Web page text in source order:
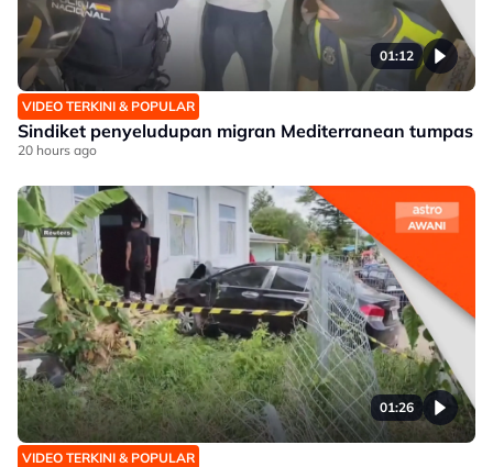
01:12
VIDEO TERKINI & POPULAR
Sindiket penyeludupan migran Mediterranean tumpas
20 hours ago
01:26
VIDEO TERKINI & POPULAR